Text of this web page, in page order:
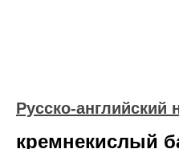
Русско-английский
кремнекислый